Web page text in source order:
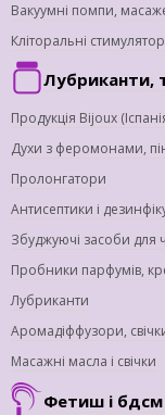
Вакуумні помпи,
Кліторальні
Лубриканти,
Продукція Bijoux
Духи з феромонами,
Пролонгатори
Антисептики і
Збуджуючі засоби для
Пробники парфумів,
Лубриканти
Аромадіффузори,
Масажні масла і свічки
Фетиш і бдсм